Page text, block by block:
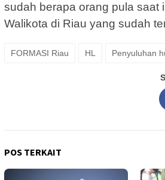
sudah berapa orang pula saat
Walikota di Riau yang sudah
FORMASI Riau HL Penyuluhan
POS TERKAIT